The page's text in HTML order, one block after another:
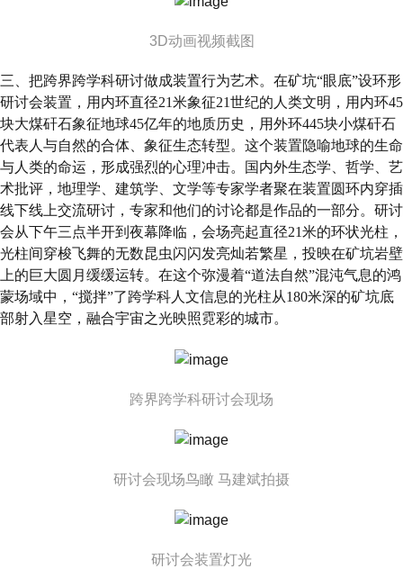
3D动画视频截图
三、把跨界跨学科研讨做成装置行为艺术。在矿坑“眼底”设环形
研讨会装置，用内环直径21米象征21世纪的人类文明，用内环45
块大煤矸石象征地球45亿年的地质历史，用外环445块小煤矸石
代表人与自然的合体、象征生态转型。这个装置隐喻地球的生命
与人类的命运，形成强烈的心理冲击。国内外生态学、哲学、艺
术批评，地理学、建筑学、文学等专家学者聚在装置圆环内穿插
线下线上交流研讨，专家和他们的讨论都是作品的一部分。研讨
会从下午三点半开到夜幕降临，会场亮起直径21米的环状光柱，
光柱间穿梭飞舞的无数昆虫闪闪发亮灿若繁星，投映在矿坑岩壁
上的巨大圆月缓缓运转。在这个弥漫着“道法自然”混沌气息的鸿
蒙场域中，“搅拌”了跨学科人文信息的光柱从180米深的矿坑底
部射入星空，融合宇宙之光映照霓彩的城市。
跨界跨学科研讨会现场
研讨会现场鸟瞰 马建斌拍摄
研讨会装置灯光